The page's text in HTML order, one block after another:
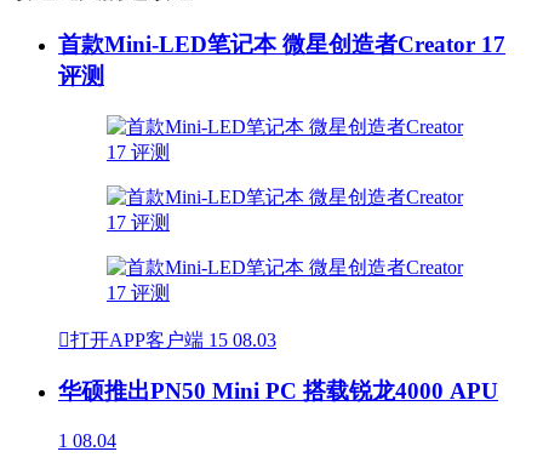
首款Mini-LED笔记本 微星创造者Creator 17
评测
打开APP客户端 15 08.03
华硕推出PN50 Mini PC 搭载锐龙4000 APU
1 08.04